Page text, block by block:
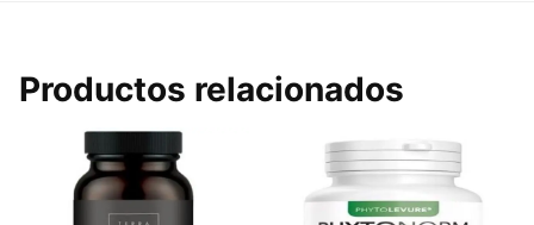
Productos relacionados